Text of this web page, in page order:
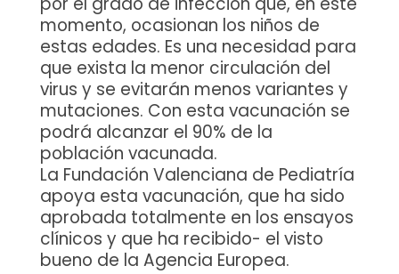
momento, ocasionan los niños de
estas edades. Es una necesidad para
que exista la menor circulación del
virus y se evitarán menos variantes y
mutaciones. Con esta vacunación se
podrá alcanzar el 90% de la
población vacunada.
La Fundación Valenciana de Pediatría
apoya esta vacunación, que ha sido
aprobada totalmente en los ensayos
clínicos y que ha recibido- el visto
bueno de la Agencia Europea.